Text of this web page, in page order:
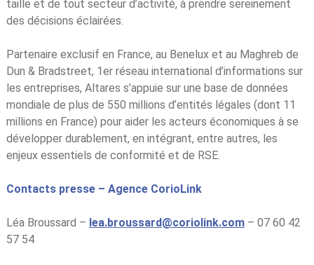
taille et de tout secteur d’activité, à prendre sereinement
des décisions éclairées.
Partenaire exclusif en France, au Benelux et au Maghreb de
Dun & Bradstreet, 1er réseau international d’informations sur
les entreprises, Altares s’appuie sur une base de données
mondiale de plus de 550 millions d’entités légales (dont 11
millions en France) pour aider les acteurs économiques à se
développer durablement, en intégrant, entre autres, les
enjeux essentiels de conformité et de RSE.
Contacts presse – Agence CorioLink
Léa Broussard – lea.broussard@coriolink.com– 07 60 42
57 54